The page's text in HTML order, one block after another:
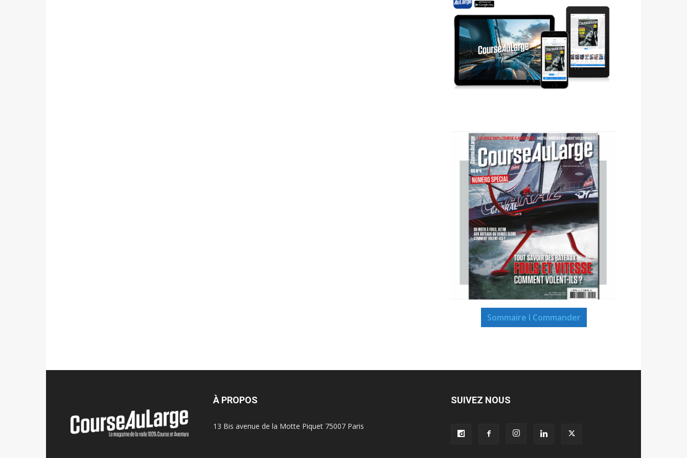
Sommaire I Commander
À PROPOS
13 Bis avenue de la Motte Piquet 75007 Paris
SUIVEZ NOUS